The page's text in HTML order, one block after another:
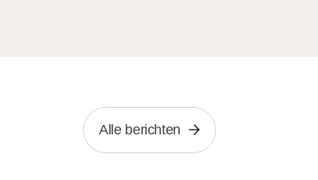
Alle berichten